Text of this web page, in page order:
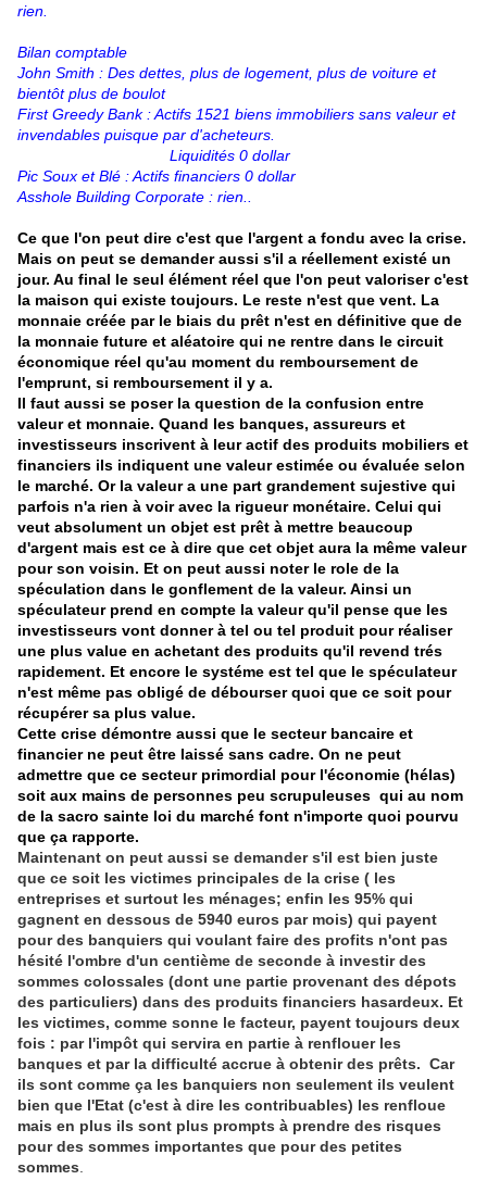
rien.
Bilan comptable
John Smith : Des dettes, plus de logement, plus de voiture et
bientôt plus de boulot
First Greedy Bank : Actifs 1521 biens immobiliers sans valeur et
invendables puisque par d'acheteurs.
Liquidités 0 dollar
Pic Soux et Blé : Actifs financiers 0 dollar
Asshole Building Corporate : rien..
Ce que l'on peut dire c'est que l'argent a fondu avec la crise.
Mais on peut se demander aussi s'il a réellement existé un
jour. Au final le seul élément réel que l'on peut valoriser c'est
la maison qui existe toujours. Le reste n'est que vent. La
monnaie créée par le biais du prêt n'est en définitive que de
la monnaie future et aléatoire qui ne rentre dans le circuit
économique réel qu'au moment du remboursement de
l'emprunt, si remboursement il y a.
Il faut aussi se poser la question de la confusion entre
valeur et monnaie. Quand les banques, assureurs et
investisseurs inscrivent à leur actif des produits mobiliers et
financiers ils indiquent une valeur estimée ou évaluée selon
le marché. Or la valeur a une part grandement sujestive qui
parfois n'a rien à voir avec la rigueur monétaire. Celui qui
veut absolument un objet est prêt à mettre beaucoup
d'argent mais est ce à dire que cet objet aura la même valeur
pour son voisin. Et on peut aussi noter le role de la
spéculation dans le gonflement de la valeur. Ainsi un
spéculateur prend en compte la valeur qu'il pense que les
investisseurs vont donner à tel ou tel produit pour réaliser
une plus value en achetant des produits qu'il revend trés
rapidement. Et encore le systéme est tel que le spéculateur
n'est même pas obligé de débourser quoi que ce soit pour
récupérer sa plus value.
Cette crise démontre aussi que le secteur bancaire et
financier ne peut être laissé sans cadre. On ne peut
admettre que ce secteur primordial pour l'économie (hélas)
soit aux mains de personnes peu scrupuleuses qui au nom
de la sacro sainte loi du marché font n'importe quoi pourvu
que ça rapporte.
Maintenant on peut aussi se demander s'il est bien juste
que ce soit les victimes principales de la crise ( les
entreprises et surtout les ménages; enfin les 95% qui
gagnent en dessous de 5940 euros par mois) qui payent
pour des banquiers qui voulant faire des profits n'ont pas
hésité l'ombre d'un centième de seconde à investir des
sommes colossales (dont une partie provenant des dépots
des particuliers) dans des produits financiers hasardeux. Et
les victimes, comme sonne le facteur, payent toujours deux
fois : par l'impôt qui servira en partie à renflouer les
banques et par la difficulté accrue à obtenir des prêts. Car
ils sont comme ça les banquiers non seulement ils veulent
bien que l'Etat (c'est à dire les contribuables) les renfloue
mais en plus ils sont plus prompts à prendre des risques
pour des sommes importantes que pour des petites
sommes